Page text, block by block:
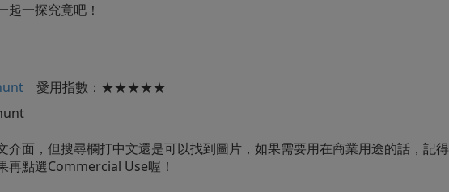
起一探究竟吧！
愛用指數：★★★★★
介面，但搜尋欄打中文還是可以找到圖片，如果需要用在商業用途的話，記得
再點選Commercial Use喔！